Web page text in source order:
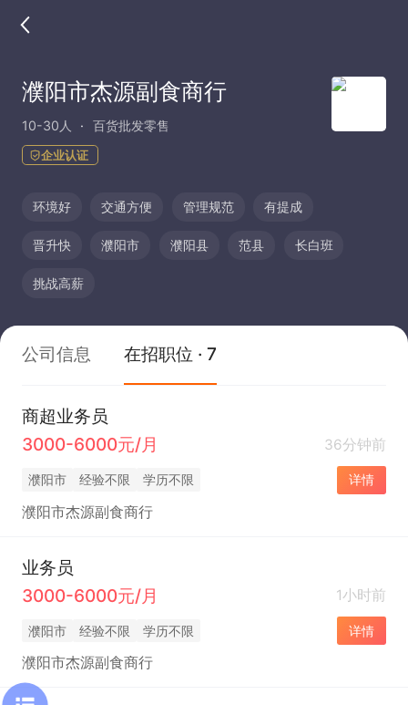
濮阳市杰源副食商行
10-30人 百货批发零售
企业认证
环境好 交通方便 管理规范 有提成
晋升快 濮阳市 濮阳县 范县 长白班
挑战高薪
公司信息 在招职位 · 7
商超业务员
3000-6000元/月
36分钟前
濮阳市 经验不限 学历不限 详情
濮阳市杰源副食商行
业务员
3000-6000元/月
1小时前
濮阳市 经验不限 学历不限 详情
濮阳市杰源副食商行